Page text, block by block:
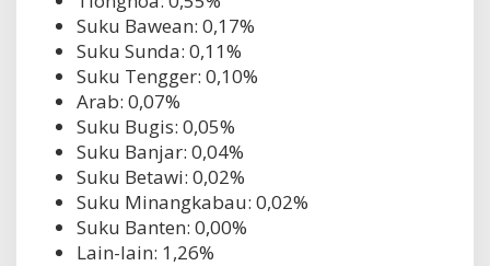
Suku Bawean: 0,17%
Suku Sunda: 0,11%
Suku Tengger: 0,10%
Arab: 0,07%
Suku Bugis: 0,05%
Suku Banjar: 0,04%
Suku Betawi: 0,02%
Suku Minangkabau: 0,02%
Suku Banten: 0,00%
Lain-lain: 1,26%